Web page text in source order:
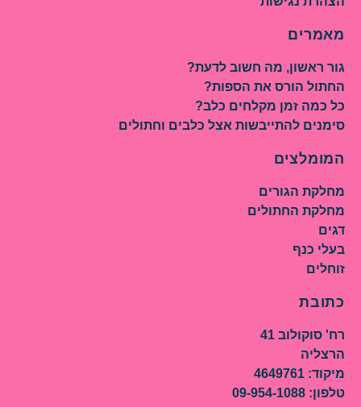
מאמרים
גור ראשון, מה חשוב לדעת?
החתול הורס את הספות?
כל כמה זמן מקלחים כלב?
סימנים להתייבשות אצל כלבים וחתולים
המומלצים
מחלקת הגורים
מחלקת החתולים
דגים
בעלי כנף
זוחלים
כתובת
רח' סוקולוב 41
הרצליה
מיקוד: 4649761
טלפון: 09-954-1088